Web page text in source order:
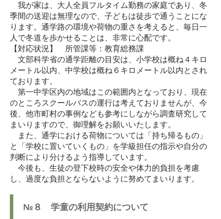
我が家は、大人全員フルタイム勤務の家庭であり、冬
季間の送迎は無理なので、子どもは徒歩で通うことにな
ります。通学路の環境や荷物の重さを考えると、毎日一
人で冬道を歩かせることは、非常に心配です。
【対応状況】 所管課等：教育総務課
文部科学省の通学距離の目安は、小学校は概ね４キロ
メートル以内、中学校は概ね６キロメートル以内とされ
ております。
第一中学区内の地域はこの範囲内となっており、現在
のところスクールバスの運行は考えておりませんが、今
後、他市町村の事例なども参考にしながら調査研究して
まいりますので、御理解をお願いいたします。
また、通学における荷物については「持ち帰るもの」
と「学校に置いていくもの」を学級担任の指示や自分の
判断により分けるよう指導しています。
今後も、生徒の登下校時の安全や体力的負担を考慮
し、過度な負担とならないように努めてまいります。
№８ 学童の利用契約について